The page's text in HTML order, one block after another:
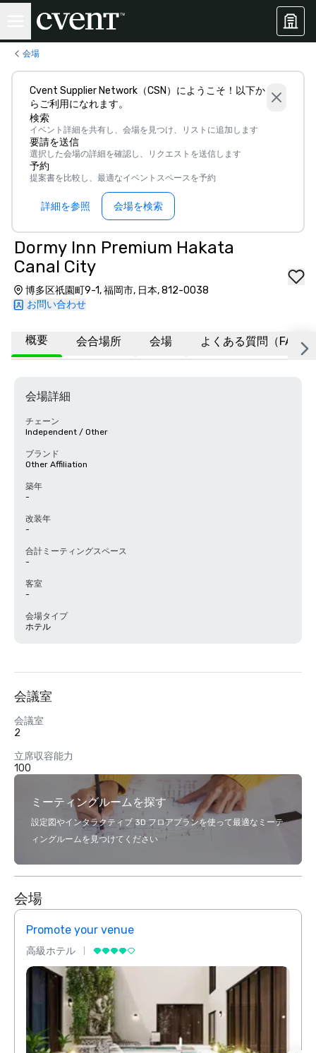
会場
Cvent Supplier Network（CSN）にようこそ！以下か
らご利用になれます。
検索
イベント詳細を共有し、会場を見つけ、リストに追加します
要請を送信
選択した会場の詳細を確認し、リクエストを送信します
予約
提案書を比較し、最適なイベントスペースを予約
詳細を参照 会場を検索
Dormy Inn Premium Hakata
Canal City
博多区祇園町9-1, 福岡市, 日本, 812-0038
お問い合わせ
概要 会合場所 会場 よくある質問（FAQ）
会場詳細
チェーン
Independent / Other
ブランド
Other Affiliation
築年
-
改装年
-
合計ミーティングスペース
-
客室
-
会場タイプ
ホテル
会議室
会議室
2
立席収容能力
100
ミーティングルームを探す
設定図やインタラクティブ 3D フロアプランを使って最適なミーテ
ィングルームを見つけてください
会場
Promote your venue
高級ホテル